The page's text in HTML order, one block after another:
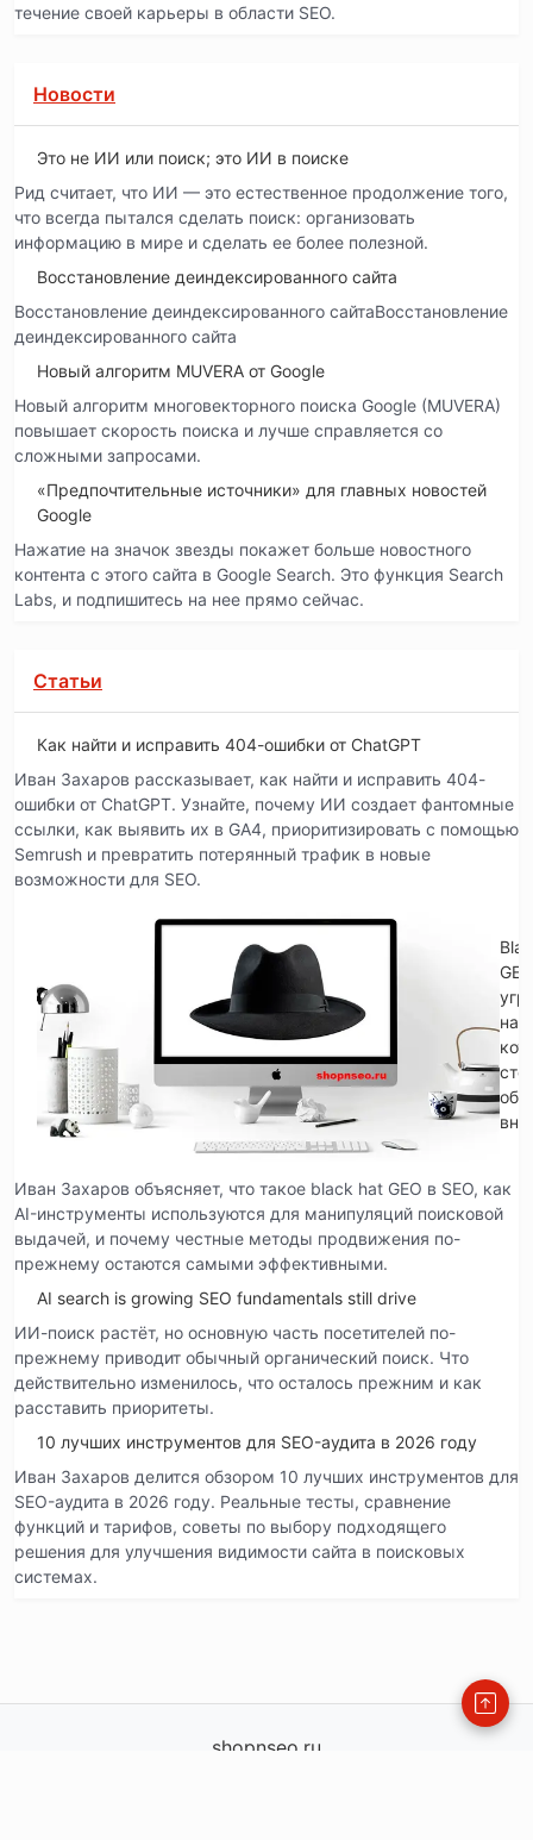
течение своей карьеры в области SEO.
Новости
Это не ИИ или поиск; это ИИ в поиске
Рид считает, что ИИ — это естественное продолжение того,
что всегда пытался сделать поиск: организовать
информацию в мире и сделать ее более полезной.
Восстановление деиндексированного сайта
Восстановление деиндексированного сайтаВосстановление
деиндексированного сайта
Новый алгоритм MUVERA от Google
Новый алгоритм многовекторного поиска Google (MUVERA)
повышает скорость поиска и лучше справляется со
сложными запросами.
«Предпочтительные источники» для главных новостей
Google
Нажатие на значок звезды покажет больше новостного
контента с этого сайта в Google Search. Это функция Search
Labs, и подпишитесь на нее прямо сейчас.
Статьи
Как найти и исправить 404-ошибки от ChatGPT
Иван Захаров рассказывает, как найти и исправить 404-
ошибки от ChatGPT. Узнайте, почему ИИ создает фантомные
ссылки, как выявить их в GA4, приоритизировать с помощью
Semrush и превратить потерянный трафик в новые
возможности для SEO.
на
Иван Захаров объясняет, что такое black hat GEO в SEO, как
AI-инструменты используются для манипуляций поисковой
выдачей, и почему честные методы продвижения по-
прежнему остаются самыми эффективными.
AI search is growing SEO fundamentals still drive
ИИ-поиск растёт, но основную часть посетителей по-
прежнему приводит обычный органический поиск. Что
действительно изменилось, что осталось прежним и как
расставить приоритеты.
10 лучших инструментов для SEO-аудита в 2026 году
Иван Захаров делится обзором 10 лучших инструментов для
SEO-аудита в 2026 году. Реальные тесты, сравнение
функций и тарифов, советы по выбору подходящего
решения для улучшения видимости сайта в поисковых
системах.
shopnseo.ru